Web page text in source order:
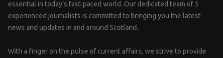
essential in today’s fast-paced world. Our dedicated team of 5
experienced journalists is committed to bringing you the latest
news and updates in and around Scotland.
With a finger on the pulse of current affairs, we strive to provide